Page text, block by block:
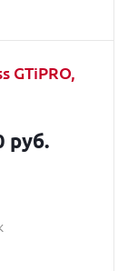
GTiPRO,
руб.